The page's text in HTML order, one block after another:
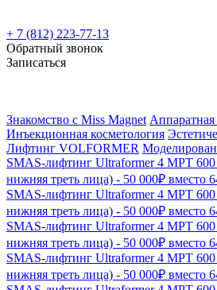
+ 7 (812) 223-77-13
Обратный звонок
Записаться
Знакомство с Miss Magnet Аппаратная
Инъекционная косметология
Лифтинг VOLFORMER
SMAS-лифтинг Ultraformer 4 MPT
нижняя треть лица) - 50 000₽ вместо
SMAS-лифтинг Ultraformer 4 MPT
нижняя треть лица) - 50 000₽ вместо
SMAS-лифтинг Ultraformer 4 MPT
нижняя треть лица) - 50 000₽ вместо
SMAS-лифтинг Ultraformer 4 MPT
нижняя треть лица) - 50 000₽ вместо